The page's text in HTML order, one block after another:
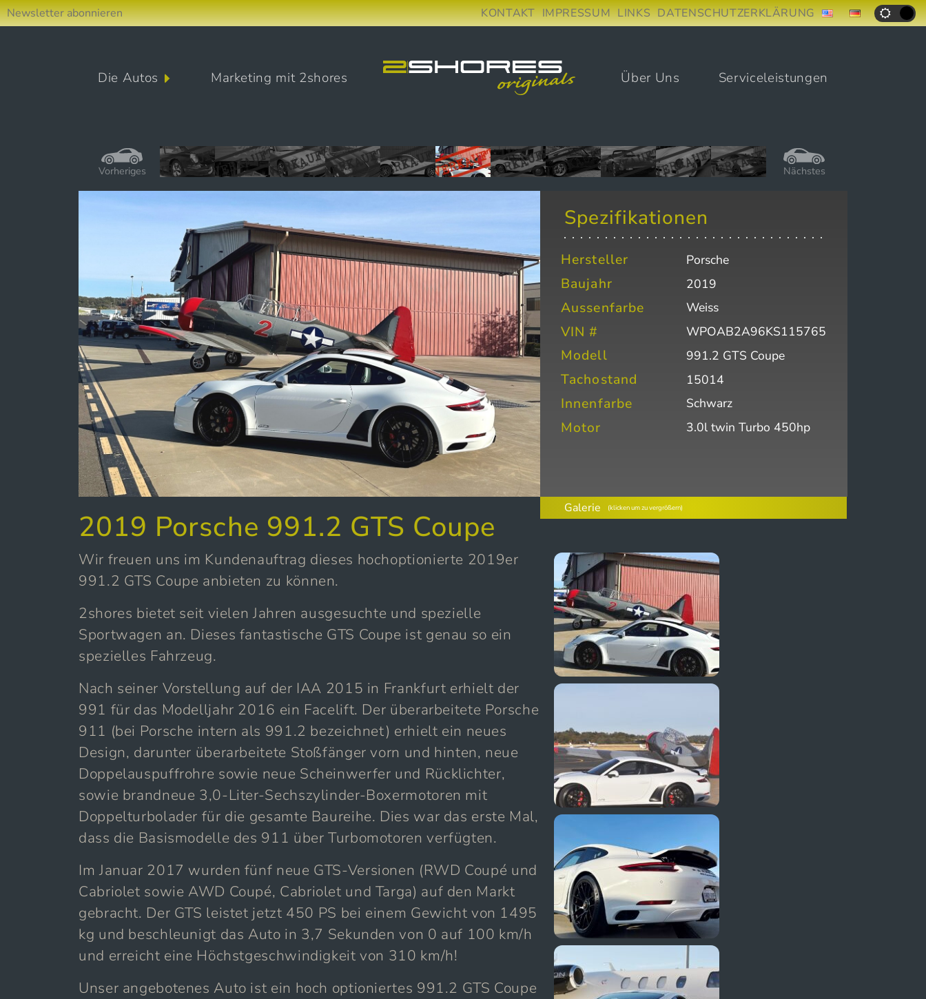
Newsletter abonnieren KONTAKT IMPRESSUM LINKS DATENSCHUTZERKLÄRUNG
Hauptnavigation
Die Autos Marketing mit 2shores Über Uns Serviceleistungen
Vorheriges Nächstes
Spezifikationen
Hersteller
Baujahr
Aussenfarbe
VIN #
Modell
Tachostand
Innenfarbe
Motor
Porsche
2019
Weiss
WPOAB2A96KS115765
991.2 GTS Coupe
15014
Schwarz
3.0l twin Turbo 450hp
2019 Porsche 991.2 GTS Coupe
Wir freuen uns im Kundenauftrag dieses hochoptionierte 2019er
991.2 GTS Coupe anbieten zu können.
2shores bietet seit vielen Jahren ausgesuchte und spezielle
Sportwagen an. Dieses fantastische GTS Coupe ist genau so ein
spezielles Fahrzeug.
Nach seiner Vorstellung auf der IAA 2015 in Frankfurt erhielt der
991 für das Modelljahr 2016 ein Facelift. Der überarbeitete Porsche
911 (bei Porsche intern als 991.2 bezeichnet) erhielt ein neues
Design, darunter überarbeitete Stoßfänger vorn und hinten, neue
Doppelauspuffrohre sowie neue Scheinwerfer und Rücklichter,
sowie brandneue 3,0-Liter-Sechszylinder-Boxermotoren mit
Doppelturbolader für die gesamte Baureihe. Dies war das erste Mal,
dass die Basismodelle des 911 über Turbomotoren verfügten.
Im Januar 2017 wurden fünf neue GTS-Versionen (RWD Coupé und
Cabriolet sowie AWD Coupé, Cabriolet und Targa) auf den Markt
gebracht. Der GTS leistet jetzt 450 PS bei einem Gewicht von 1495
kg und beschleunigt das Auto in 3,7 Sekunden von 0 auf 100 km/h
und erreicht eine Höchstgeschwindigkeit von 310 km/h!
Unser angebotenes Auto ist ein hoch optioniertes 991.2 GTS Coupe
Galerie (klicken um zu vergrößern)